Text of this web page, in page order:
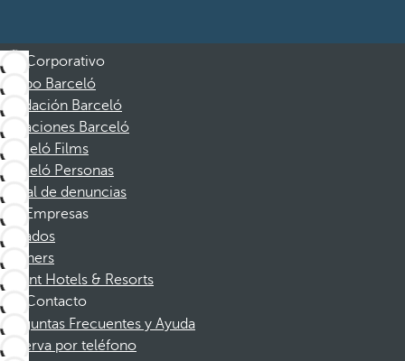
Corporativo
Grupo Barceló
Fundación Barceló
Vacaciones Barceló
Barceló Films
Barceló Personas
Canal de denuncias
Empresas
Afiliados
Partners
Dorint Hotels & Resorts
Contacto
Preguntas Frecuentes y Ayuda
Reserva por teléfono